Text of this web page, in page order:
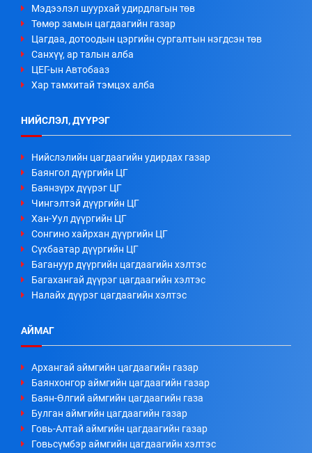
Мэдээлэл шуурхай удирдлагын төв
Төмөр замын цагдаагийн газар
Цагдаа, дотоодын цэргийн сургалтын нэгдсэн төв
Санхүү, ар талын алба
ЦЕГ-ын Автобааз
Хар тамхитай тэмцэх алба
НИЙСЛЭЛ, ДҮҮРЭГ
Нийслэлийн цагдаагийн удирдах газар
Баянгол дүүргийн ЦГ
Баянзүрх дүүрэг ЦГ
Чингэлтэй дүүргийн ЦГ
Хан-Уул дүүргийн ЦГ
Сонгино хайрхан дүүргийн ЦГ
Сүхбаатар дүүргийн ЦГ
Багануур дүүргийн цагдаагийн хэлтэс
Багахангай дүүрэг цагдаагийн хэлтэс
Налайх дүүрэг цагдаагийн хэлтэс
АЙМАГ
Архангай аймгийн цагдаагийн газар
Баянхонгор аймгийн цагдаагийн газар
Баян-Өлгий аймгийн цагдаагийн газа
Булган аймгийн цагдаагийн газар
Говь-Алтай аймгийн цагдаагийн газар
Говьсүмбэр аймгийн цагдаагийн хэлтэс